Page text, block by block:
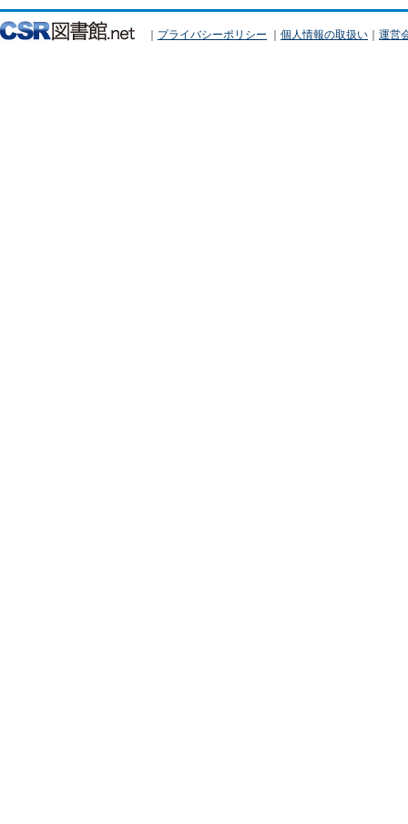
｜ プライバシーポリシー ｜ 個人情報の取扱い ｜ 運営